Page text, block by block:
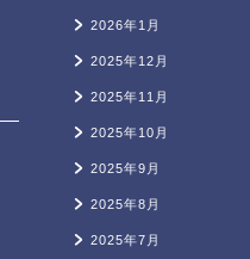
2026年1月
2025年12月
2025年11月
2025年10月
2025年9月
2025年8月
2025年7月